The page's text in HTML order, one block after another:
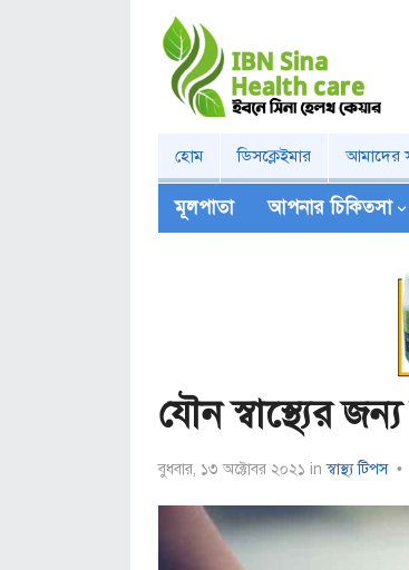
হোম ডিসক্লেইমার আমাদের
মূলপাতা আপনার চিকিত্‍সা
যৌন স্বাস্থ্যের
বুধবার, ১৩ অক্টোবর ২০২১ inস্বাস্থ্য টিপস •